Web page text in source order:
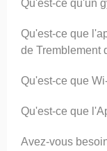
Qu'est-ce qu'un
Qu'est-ce que
de Tremblement
Qu'est-ce que
Qu'est-ce que
Avez-vous